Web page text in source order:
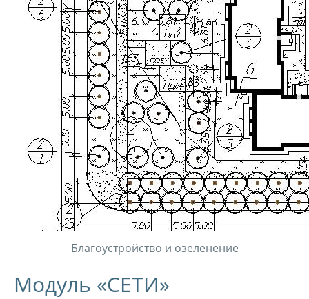
Благоустройство и озеленение
Модуль «СЕТИ»